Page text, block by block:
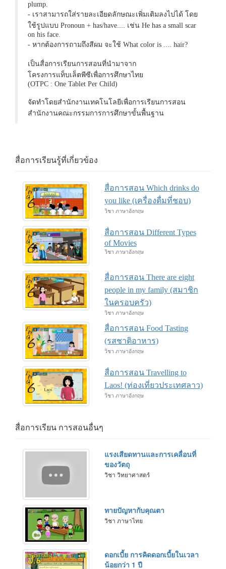
plump.
- เราสามารถใส่รายละเอียดลักษณะเพิ่มเติมลงไปได้ โดย
ใช้รูปแบบ Pronoun + has/have.... เช่น He has a small scar
on his face.
- หากต้องการถามถึงสีผม จะใช้ What color is .... hair?
เป็นสื่อการเรียนการสอนที่นำมาจาก
โครงการแท็บเล็ตพีซีเพื่อการศึกษาไทย
(OTPC : One Tablet Per Child)
จัดทำโดยสำนักงานเทคโนโลยีเพื่อการเรียนการสอน
สำนักงานคณะกรรมการการศึกษาขั้นพื้นฐาน
สื่อการเรียนรู้ที่เกี่ยวข้อง
สื่อการสอน Which drinks do
you like (เครื่องดื่มที่ชอบ)
วิชา ภาษาอังกฤษ
สื่อการสอน Different Types
of Movies
วิชา ภาษาอังกฤษ
สื่อการสอน There are eight
people in my family (สมาชิก
ในครอบครัว)
วิชา ภาษาอังกฤษ
สื่อการสอน Food Tasting
(รสชาติอาหาร)
วิชา ภาษาอังกฤษ
สื่อการสอน Travelling to
Laos! (ท่องเที่ยวประเทศลาว)
วิชา ภาษาอังกฤษ
สื่อการเรียน การสอนอื่นๆ
แรงเสียดทานและการเคลื่อนที่
ของวัตถุ
วิชา วิทยาศาสตร์
ทายปัญหากับคุณตา
วิชา ภาษาไทย
ดอกเบี้ย การคิดดอกเบี้ยในเวลา
น้อยกว่า 1 ปี